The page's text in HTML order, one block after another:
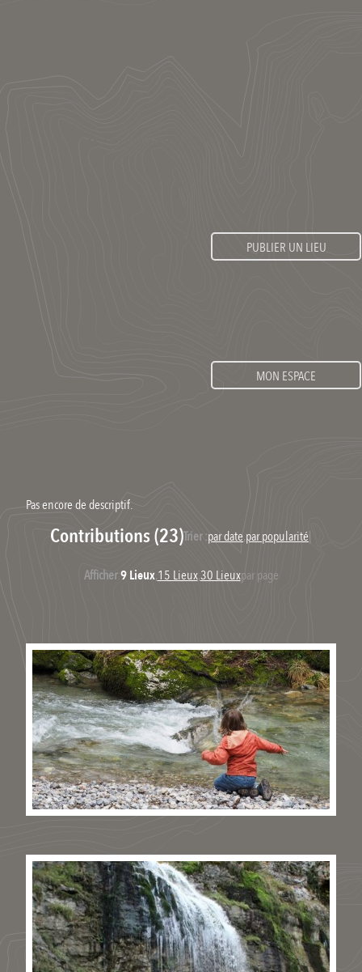
PUBLIER UN LIEU
MON ESPACE
Pas encore de descriptif.
Contributions (23)Trier :par date,par popularité|
Afficher:9 Lieux,15 Lieux,30 Lieuxpar page